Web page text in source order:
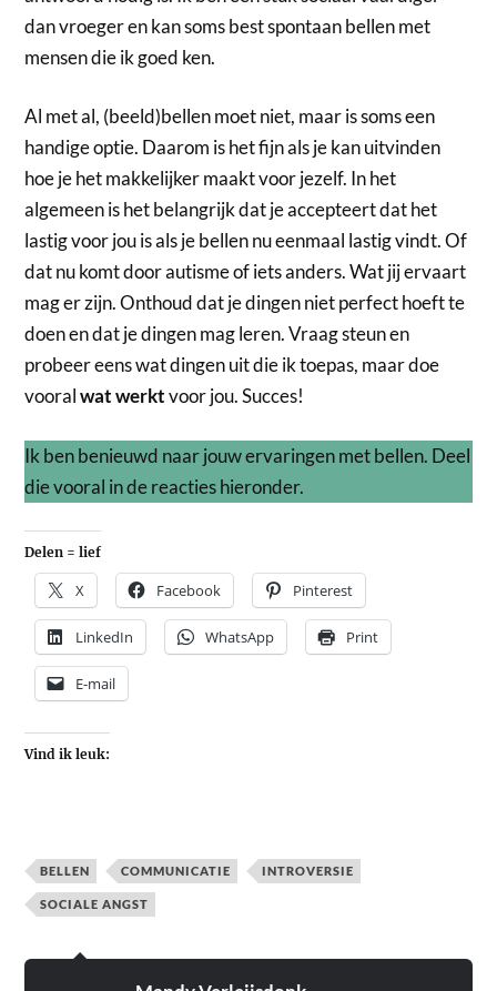
dan vroeger en kan soms best spontaan bellen met
mensen die ik goed ken.
Al met al, (beeld)bellen moet niet, maar is soms een
handige optie. Daarom is het fijn als je kan uitvinden
hoe je het makkelijker maakt voor jezelf. In het
algemeen is het belangrijk dat je accepteert dat het
lastig voor jou is als je bellen nu eenmaal lastig vindt. Of
dat nu komt door autisme of iets anders. Wat jij ervaart
mag er zijn. Onthoud dat je dingen niet perfect hoeft te
doen en dat je dingen mag leren. Vraag steun en
probeer eens wat dingen uit die ik toepas, maar doe
vooralwat werktvoor jou. Succes!
Ik ben benieuwd naar jouw ervaringen met bellen. Deel
die vooral in de reacties hieronder.
Delen = lief
X Facebook Pinterest
LinkedIn WhatsApp Print
E-mail
Vind ik leuk:
BELLEN COMMUNICATIE INTROVERSIE
SOCIALE ANGST